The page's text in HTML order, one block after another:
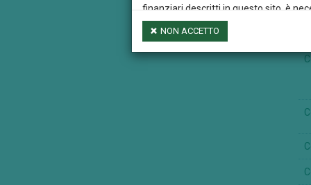
finanziari descritti in questo sito, è
finanziario, eventualmente con il
Si attira inoltre l’attenzione dei
garanzia dei guadagni futuri.. Un
cambio della valuta nella quale il
in qualunque modo e con qualsiasi
Credem Euromobiliare International
al presente sito o che siano
NON ACCETTO